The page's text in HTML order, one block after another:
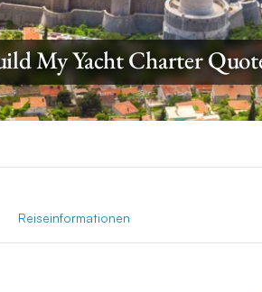
My Yacht Charter
Reiseinformationen